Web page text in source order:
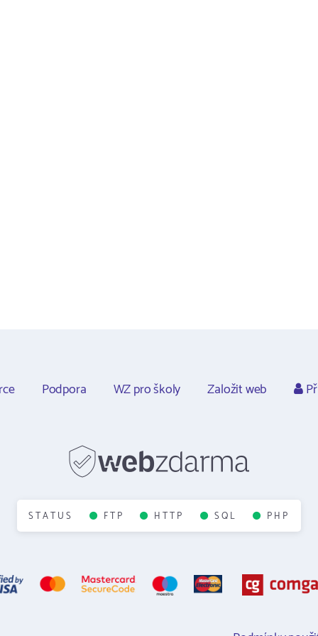
Podpora WZ pro školy Založit web
STATUS FTP HTTP SQL PHP